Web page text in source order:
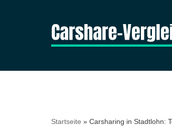
Startseite » Carsharing in Stadtlohn: